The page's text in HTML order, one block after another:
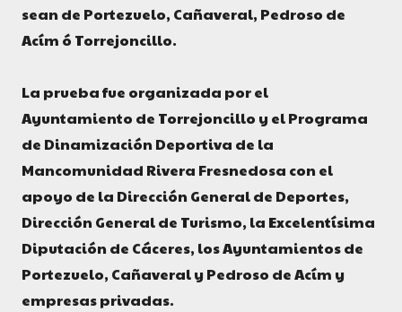
sean de Portezuelo, Cañaveral, Pedroso de
Acím ó Torrejoncillo.
La prueba fue organizada por el
Ayuntamiento de Torrejoncillo y el Programa
de Dinamización Deportiva de la
Mancomunidad Rivera Fresnedosa con el
apoyo de la Dirección General de Deportes,
Dirección General de Turismo, la Excelentísima
Diputación de Cáceres, los Ayuntamientos de
Portezuelo, Cañaveral y Pedroso de Acím y
empresas privadas.